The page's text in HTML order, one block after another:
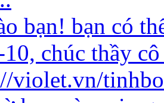
bạn! bạn có
chúc thầy
violet.vn/